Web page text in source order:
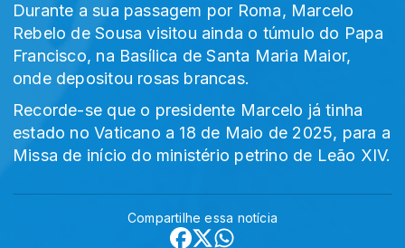
Durante a sua passagem por Roma, Marcelo
Rebelo de Sousa visitou ainda o túmulo do Papa
Francisco, na Basílica de Santa Maria Maior,
onde depositou rosas brancas.
Recorde-se que o presidente Marcelo já tinha
estado no Vaticano a 18 de Maio de 2025, para a
Missa de início do ministério petrino de Leão XIV.
Compartilhe essa notícia